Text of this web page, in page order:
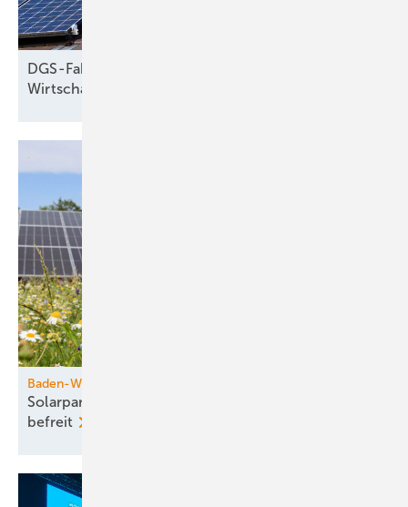
DGS-Faktencheck: ­Behauptungen von
Wirtschafts­ministerin
Baden-Württemberg
Solarparks ohne Speicher von Baugenehmigung
befreit